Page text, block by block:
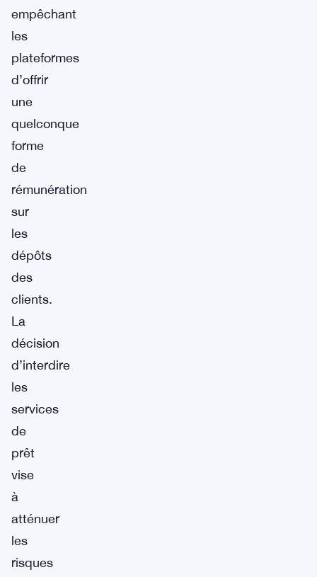
empêchant
les
plateformes
d’offrir
une
quelconque
forme
de
rémunération
sur
les
dépôts
des
clients.
La
décision
d’interdire
les
services
de
prêt
vise
à
atténuer
les
risques